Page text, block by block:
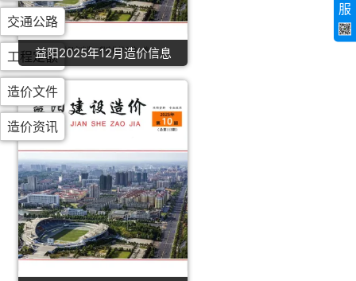
益阳2025年12月造价信息
交通公路
工程定额
造价文件
造价资讯
服